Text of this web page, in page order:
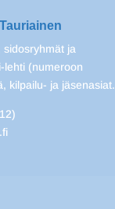
sidosryhmät ja
lehti (numeroon
kilpailu- ja jäsenasiat.